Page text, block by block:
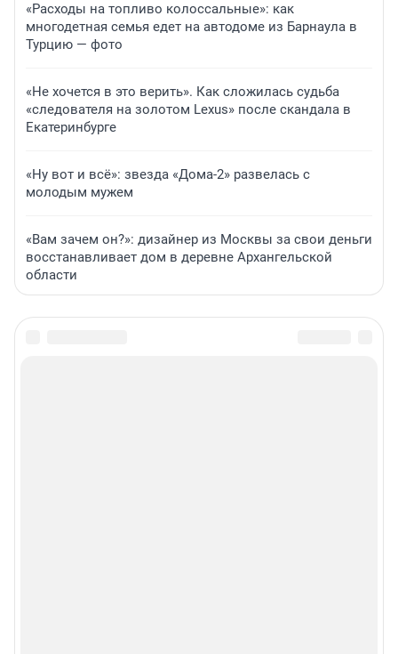
«Расходы на топливо колоссальные»: как
многодетная семья едет на автодоме из Барнаула в
Турцию — фото
«Не хочется в это верить». Как сложилась судьба
«следователя на золотом Lexus» после скандала в
Екатеринбурге
«Ну вот и всё»: звезда «Дома-2» развелась с
молодым мужем
«Вам зачем он?»: дизайнер из Москвы за свои деньги
восстанавливает дом в деревне Архангельской
области